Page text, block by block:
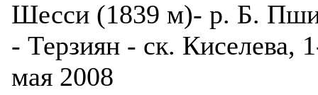
Шесси (1839 м)- р. Б.
- Терзиян - ск. Киселева,
мая 2008